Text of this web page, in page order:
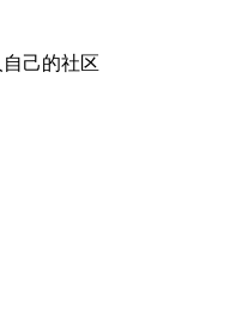
己的社区